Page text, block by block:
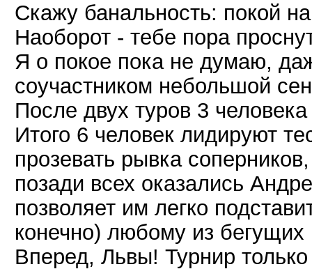
Скажу банальность: покой
Наоборот - тебе пора
Я о покое пока не думаю,
соучастником небольшой
После двух туров 3
Итого 6 человек лидируют
прозевать рывка
позади всех оказались
позволяет им легко
конечно) любому из бегущих
Вперед, Львы! Турнир